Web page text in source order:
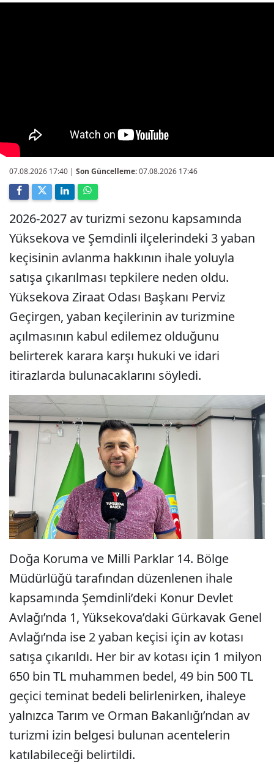
07.08.2026 17:40 | Son Güncelleme:07.08.2026 17:46
2026-2027 av turizmi sezonu kapsamında
Yüksekova ve Şemdinli ilçelerindeki 3 yaban
keçisinin avlanma hakkının ihale yoluyla
satışa çıkarılması tepkilere neden oldu.
Yüksekova Ziraat Odası Başkanı Perviz
Geçirgen, yaban keçilerinin av turizmine
açılmasının kabul edilemez olduğunu
belirterek karara karşı hukuki ve idari
itirazlarda bulunacaklarını söyledi.
Doğa Koruma ve Milli Parklar 14. Bölge
Müdürlüğü tarafından düzenlenen ihale
kapsamında Şemdinli’deki Konur Devlet
Avlağı’nda 1, Yüksekova’daki Gürkavak Genel
Avlağı’nda ise 2 yaban keçisi için av kotası
satışa çıkarıldı. Her bir av kotası için 1 milyon
650 bin TL muhammen bedel, 49 bin 500 TL
geçici teminat bedeli belirlenirken, ihaleye
yalnızca Tarım ve Orman Bakanlığı’ndan av
turizmi izin belgesi bulunan acentelerin
katılabileceği belirtildi.